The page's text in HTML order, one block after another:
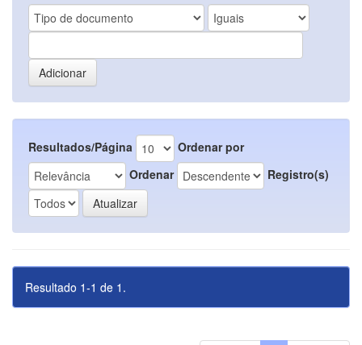
Resultados/Página
Ordenar por
Ordenar
Registro(s)
Resultado 1-1 de 1.